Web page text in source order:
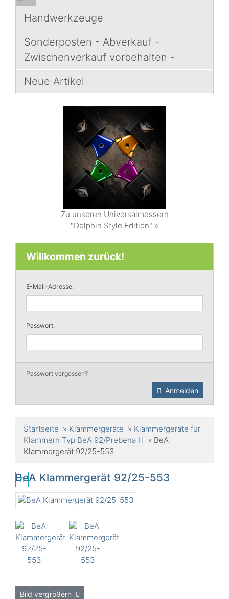
Handwerkzeuge
Sonderposten - Abverkauf -
Zwischenverkauf vorbehalten -
Neue Artikel
Zu unseren Universalmessern
"Delphin Style Edition" »
Willkommen zurück!
E-Mail-Adresse:
Passwort:
Passwort vergessen?
Anmelden
Startseite » Klammergeräte » Klammergeräte für
Klammern Typ BeA 92/Prebena H » BeA
Klammergerät 92/25-553
BeA Klammergerät 92/25-553
Bild vergrößern